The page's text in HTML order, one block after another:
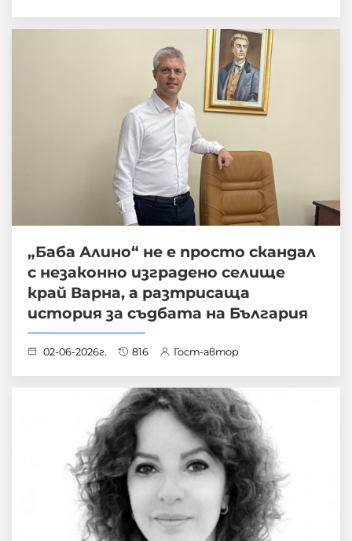
„Баба Алино“ не е просто скандал
с незаконно изградено селище
край Варна, а разтрисаща
история за съдбата на България
02-06-2026г. 816 Гост-автор